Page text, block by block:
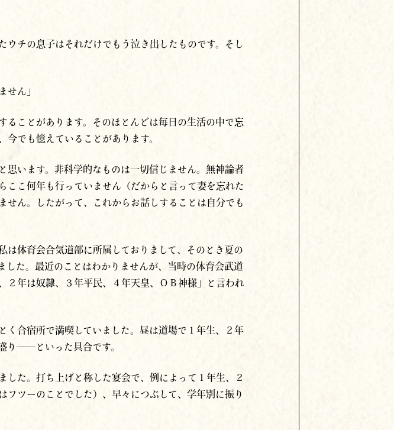
ウチの息子はそれだけでもう泣き出したものです。そし
せん」
ることがあります。そのほとんどは毎日の生活の中で忘
でも憶えていることがあります。
思います。非科学的なものは一切信じません。無神論者
ここ何年も行っていません（だからと言って妻を忘れた
ん。したがって、これからお話しすることは自分でも
体育会合気道部に所属しておりまして、そのとき夏の
た。最近のことはわかりませんが、当時の体育会武道
２年は奴隷、３年平民、４年天皇、ＯＢ神様」と言われ
く合宿所で満喫していました。昼は道場で１年生、２年
り──といった具合です。
た。打ち上げと称した宴会で、例によって１年生、２
ツーのことでした）、早々につぶして、学年別に振り